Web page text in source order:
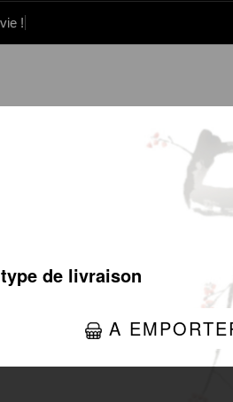
!
Panier
THAÏ